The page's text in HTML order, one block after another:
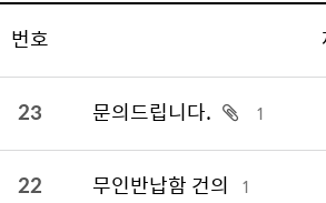
번호
23 문의드립니다. 1
22 무인반납함 건의 1